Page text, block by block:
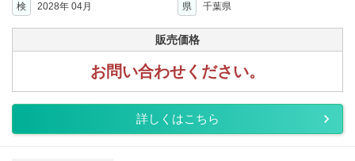
検
2028年 04月 県 千葉県
販売価格
お問い合わせください。
詳しくはこちら